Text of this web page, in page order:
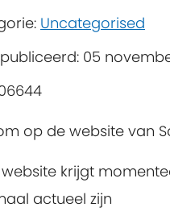
Uncategorised
05
op de website van
website krijgt
actueel zijn